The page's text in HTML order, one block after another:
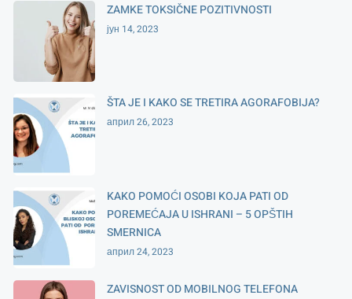
ZAMKE TOKSIČNE POZITIVNOSTI
јун 14, 2023
ŠTA JE I KAKO SE TRETIRA AGORAFOBIJA?
април 26, 2023
KAKO POMOĆI OSOBI KOJA PATI OD
POREMEĆAJA U ISHRANI – 5 OPŠTIH
SMERNICA
април 24, 2023
ZAVISNOST OD MOBILNOG TELEFONA